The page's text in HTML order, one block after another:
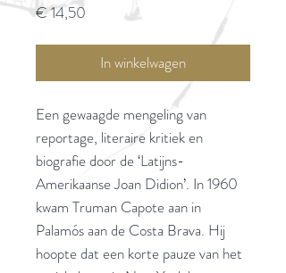
€ 14,50
In winkelwagen
Een gewaagde mengeling van
reportage, literaire kritiek en
biografie door de ‘Latijns-
Amerikaanse Joan Didion’. In 1960
kwam Truman Capote aan in
Palamós aan de Costa Brava. Hij
hoopte dat een korte pauze van het